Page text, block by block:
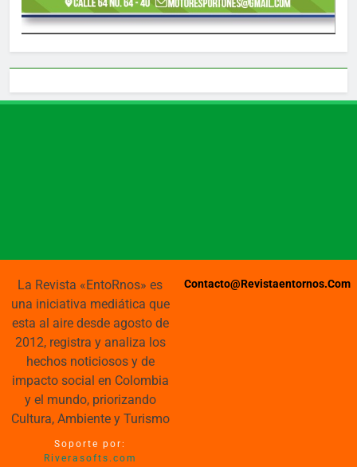
La Revista «EntoRnos» es
una iniciativa mediática que
esta al aire desde agosto de
2012, registra y analiza los
hechos noticiosos y de
impacto social en Colombia
y el mundo, priorizando
Cultura, Ambiente y Turismo
Soporte por:
Riverasofts.com
Contacto@revistaentornos.com